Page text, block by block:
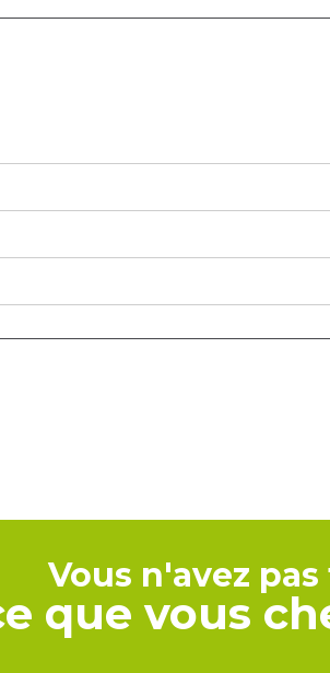
Vous n'avez
que vous